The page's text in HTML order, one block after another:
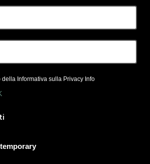
della Informativa sulla Privacy Info